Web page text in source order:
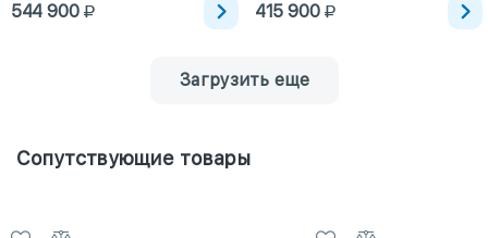
544 900 415 900
Загрузить еще
Сопутствующие товары